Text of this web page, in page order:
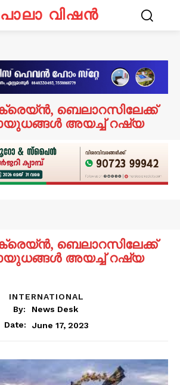
പാലാ വിഷൻ
ബെലാറസിലേക്ക്
അയച്ച് റഷ്യ
ബെലാറസിലേക്ക്
അയച്ച് റഷ്യ
INTERNATIONAL
By:
News Desk
Date:
June 17, 2023